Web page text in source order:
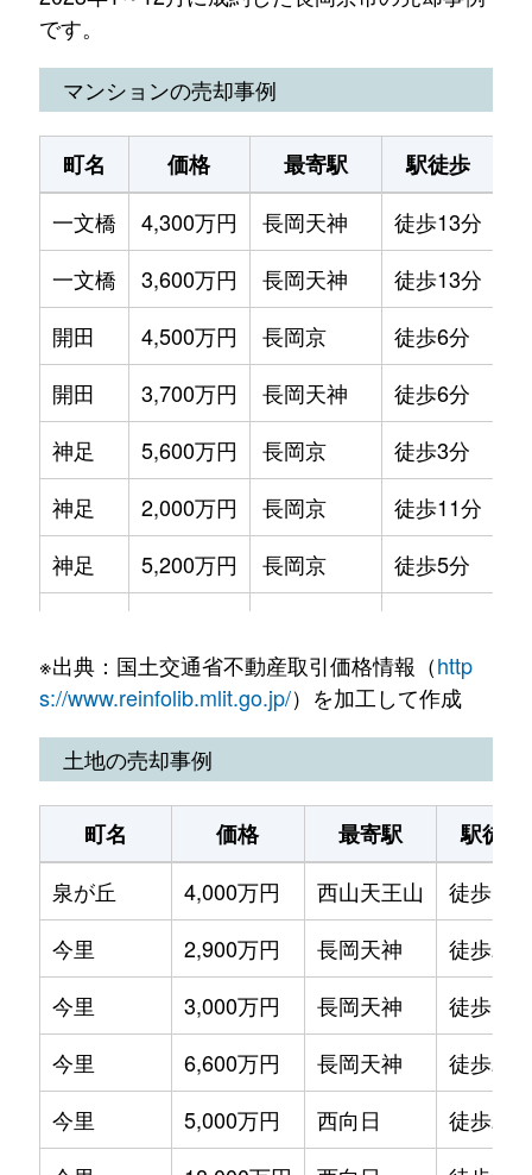
です。
マンションの売却事例
町名 価格 最寄駅 駅徒歩
一文橋
4,300万円 長岡天神 徒歩13分
一文橋
3,600万円 長岡天神 徒歩13分
開田
4,500万円 長岡京 徒歩6分
開田
3,700万円 長岡天神 徒歩6分
神足
5,600万円 長岡京 徒歩3分
神足
2,000万円 長岡京 徒歩11分
神足
5,200万円 長岡京 徒歩5分
神足
4,000万円 長岡京 徒歩9分
友岡
1,400万円 西山天王山 徒歩11分
長岡
1,000万円 長岡天神 徒歩7分
長岡
2,000万円 長岡天神 徒歩6分
花山
2,400万円 西山天王山 徒歩8分
東神足
2,200万円 長岡京 徒歩9分
※出典：国土交通省不動産取引価格情報（http
s://www.reinfolib.mlit.go.jp/）を加工して作成
土地の売却事例
町名 価格 最寄駅
駅徒歩
泉が丘
4,000万円 西山天王山
徒歩11
今里
2,900万円 長岡天神
徒歩21
今里
3,000万円 長岡天神
徒歩14
今里
6,600万円 長岡天神
徒歩23
今里
5,000万円 西向日
徒歩20